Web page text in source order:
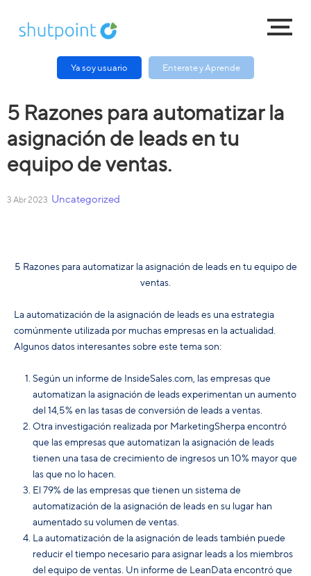
Ya soy usuario Enterate y Aprende
5 Razones para automatizar la
asignación de leads en tu
equipo de ventas.
3 Abr 2023 Uncategorized
5 Razones para automatizar la asignación de leads en tu equipo de
ventas.
La automatización de la asignación de leads es una estrategia
comúnmente utilizada por muchas empresas en la actualidad.
Algunos datos interesantes sobre este tema son:
Según un informe de InsideSales.com, las empresas que
automatizan la asignación de leads experimentan un aumento
del 14,5% en las tasas de conversión de leads a ventas.
Otra investigación realizada por MarketingSherpa encontró
que las empresas que automatizan la asignación de leads
tienen una tasa de crecimiento de ingresos un 10% mayor que
las que no lo hacen.
El 79% de las empresas que tienen un sistema de
automatización de la asignación de leads en su lugar han
aumentado su volumen de ventas.
La automatización de la asignación de leads también puede
reducir el tiempo necesario para asignar leads a los miembros
del equipo de ventas. Un informe de LeanData encontró que